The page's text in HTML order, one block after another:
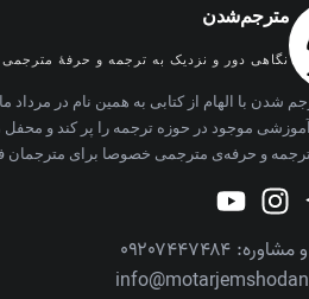
مترجم‌شدن
نگاهی دور و نزدیک به ترجمه و حرفه‌ٔ مترجمی
موجود در حوزه ترجمه را پر کند و محفل
ترجمه و حرفه‌ی مترجمی خصوصا برای مترجمان
۰۹۲۰۷۴۴۷۴۸۴